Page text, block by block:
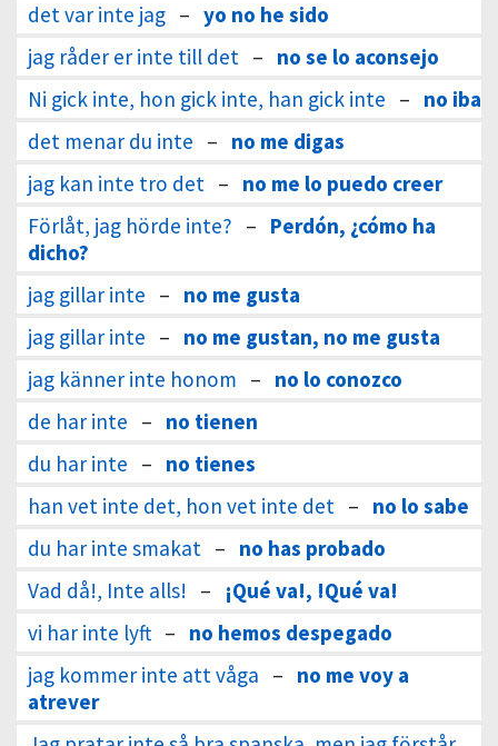
det var inte jag – yo no he sido
jag råder er inte till det – no se lo aconsejo
Ni gick inte, hon gick inte, han gick inte – no iba
det menar du inte – no me digas
jag kan inte tro det – no me lo puedo creer
Förlåt, jag hörde inte? – Perdón, ¿cómo ha
dicho?
jag gillar inte – no me gusta
jag gillar inte – no me gustan, no me gusta
jag känner inte honom – no lo conozco
de har inte – no tienen
du har inte – no tienes
han vet inte det, hon vet inte det – no lo sabe
du har inte smakat – no has probado
Vad då!, Inte alls! –
¡Qué va!, !Qué va!
vi har inte lyft – no hemos despegado
jag kommer inte att våga – no me voy a
atrever